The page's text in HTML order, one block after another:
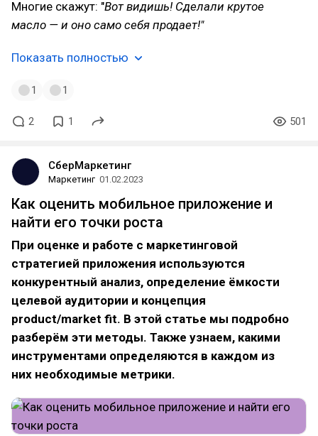
Многие скажут: "Вот видишь! Сделали крутое
масло — и оно само себя продает!"
Показать полностью
1 1
2 1 501
СберМаркетинг
Маркетинг 01.02.2023
Как оценить мобильное приложение и
найти его точки роста
При оценке и работе с маркетинговой
стратегией приложения используются
конкурентный анализ, определение ёмкости
целевой аудитории и концепция
product/market fit. В этой статье мы подробно
разберём эти методы. Также узнаем, какими
инструментами определяются в каждом из
них необходимые метрики.